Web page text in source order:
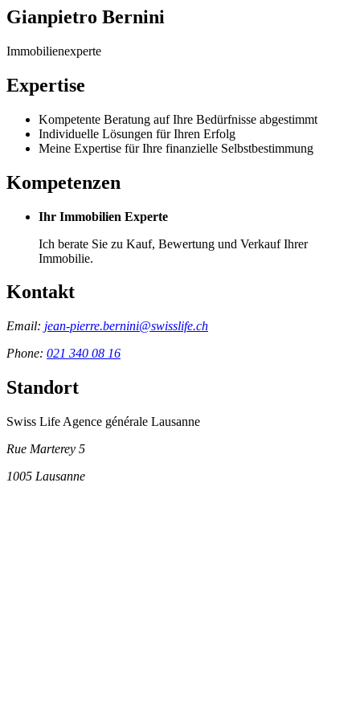
Gianpietro Bernini
Immobilienexperte
Expertise
Kompetente Beratung auf Ihre Bedürfnisse abgestimmt
Individuelle Lösungen für Ihren Erfolg
Meine Expertise für Ihre finanzielle Selbstbestimmung
Kompetenzen
Ihr Immobilien Experte
Ich berate Sie zu Kauf, Bewertung und Verkauf Ihrer
Immobilie.
Kontakt
Email: jean-pierre.bernini@swisslife.ch
Phone: 021 340 08 16
Standort
Swiss Life Agence générale Lausanne
Rue Marterey 5
1005 Lausanne